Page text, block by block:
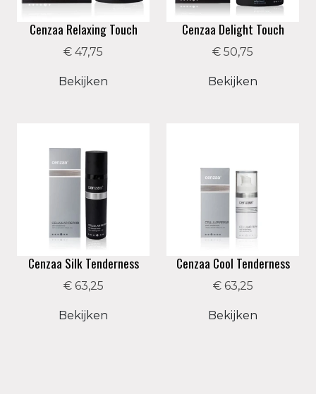
Breng de Cenzaa 360 Skincode Night iedere avond
met opwaartse bewegingen aan op de gereinigde
huid van gezicht, hals en decolleté. Breng voor
optimaal resultaat een 360 Skincode Cocktail aan
afvalstoffen en de toevoer van zuurstof. Voer deze
massage drie tot vier keer per week uit (5-7
minuten) voor een steviger, gezonder en
stralender huid. Bouw het gebruik van DNA Night
geleidelijk op zodat de huid kan wennen.
Cenzaa Relaxing Touch
€ 47,75
Bekijken
Cenzaa Delight Touch
€ 50,75
Bekijken
Cenzaa Silk Tenderness
€ 63,25
Bekijken
Cenzaa Cool Tenderness
€ 63,25
Bekijken